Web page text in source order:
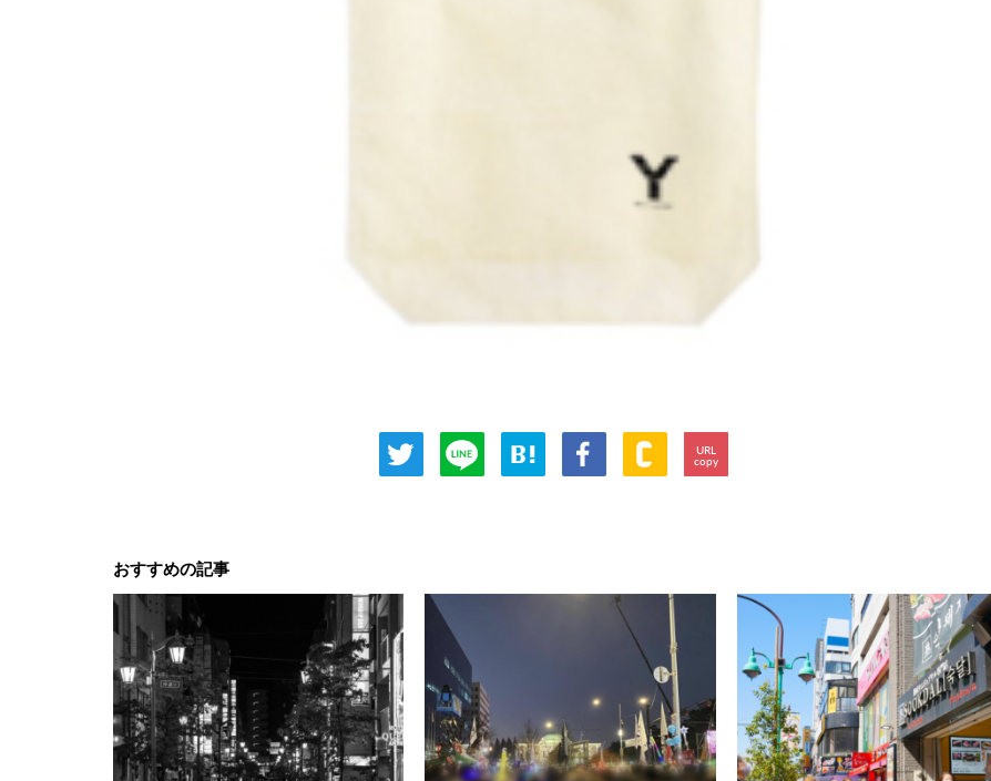
URL
copy
おすすめの記事